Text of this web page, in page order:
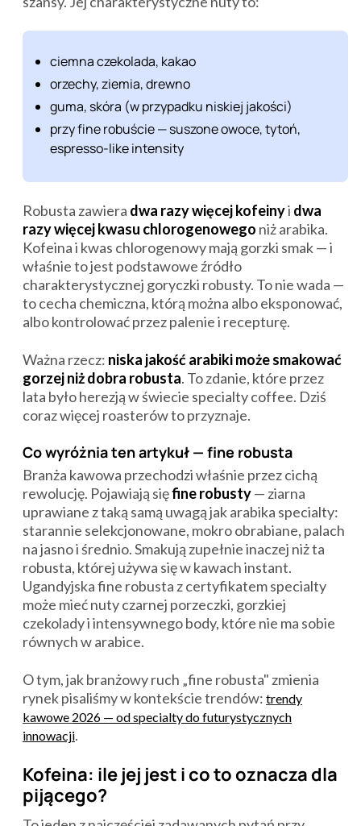
ciemna czekolada, kakao
orzechy, ziemia, drewno
guma, skóra (w przypadku niskiej jakości)
przy fine robuście — suszone owoce, tytoń,
espresso-like intensity
Robusta zawiera dwa razy więcej kofeinyi dwa
razy więcej kwasu chlorogenowego niż arabika.
Kofeina i kwas chlorogenowy mają gorzki smak — i
właśnie to jest podstawowe źródło
charakterystycznej goryczki robusty. To nie wada —
to cecha chemiczna, którą można albo eksponować,
albo kontrolować przez palenie i recepturę.
Ważna rzecz: niska jakość arabiki może smakować
gorzej niż dobra robusta. To zdanie, które przez
lata było herezją w świecie specialty coffee. Dziś
coraz więcej roasterów to przyznaje.
Co wyróżnia ten artykuł — fine robusta
Branża kawowa przechodzi właśnie przez cichą
rewolucję. Pojawiają sięfine robusty— ziarna
uprawiane z taką samą uwagą jak arabika specialty:
starannie selekcjonowane, mokro obrabiane, palach
na jasno i średnio. Smakują zupełnie inaczej niż ta
robusta, której używa się w kawach instant.
Ugandyjska fine robusta z certyfikatem specialty
może mieć nuty czarnej porzeczki, gorzkiej
czekolady i intensywnego body, które nie ma sobie
równych w arabice.
O tym, jak branżowy ruch „fine robusta" zmienia
rynek pisaliśmy w kontekście trendów: trendy
kawowe 2026 — od specialty do futurystycznych
innowacji.
Kofeina: ile jej jest i co to oznacza dla
pijącego?